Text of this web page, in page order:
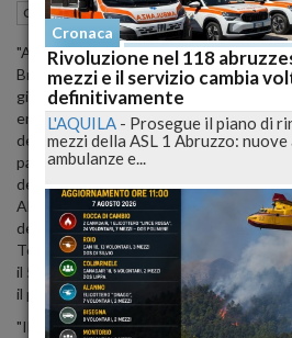
Cronaca nazionale Teramo (TE) 06
"A oggi il nostro organico e' al completo
Brescia al posto del Parma. Aspettiamo
giustizia, ai quali va il nostro
entro la fine di questo mese potremo
definitiva delle squadre che il prossimo
parteciperanno al campionato di Serie
dell'assemblea ordinaria della lega
Abodi, riferendo ai giornalisti il suo stato
decisioni degli organi di giustizia
Teramo, implicate nell'ultimo caso di
il 5 con gli anticipi, nel pomeriggio di
il posticipo lunedi' 7.
"Il 25 agosto sveleremo i calendari a
Cronaca
Rivoluzione nel 118
mezzi e il servizio cambia
definitivamente
L'AQUILA - Prosegue il piano di
mezzi della ASL 1 Abruzzo: nuove
ambulanze e...